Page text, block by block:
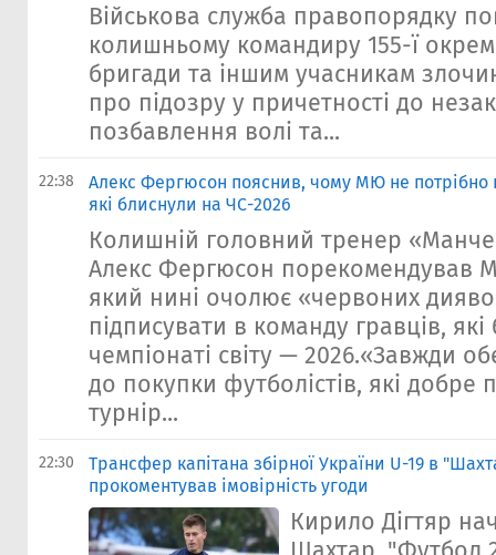
Військова служба правопорядку
колишньому командиру 155-ї
бригади та іншим учасникам
про підозру у причетності до
позбавлення волі та...
22:38
Алекс Фергюсон пояснив, чому МЮ не потрібно
які блиснули на ЧС-2026
Колишній головний тренер
Алекс Фергюсон порекомендував
який нині очолює «червоних
підписувати в команду гравців,
чемпіонаті світу — 2026.«Завжди
до покупки футболістів, які добре
турнір...
22:30
Трансфер капітана збірної України U-19 в
прокоментував імовірність угоди
Кирило Дігтяр